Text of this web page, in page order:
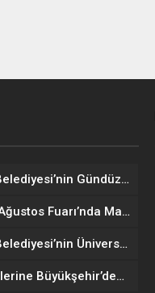
Onikişubat Belediyesi’nin Gündüz Bakımevi’nde yeni dönemin ön kayıtları başladı
Geleneksel Ağustos Fuarı’nda Madrigal Coşkusu
Onikişubat Belediyesi’nin Üniversite Hazırlık Kursu başvurularında son gün 7 Ağustos
Tekne Sahiplerine Büyükşehir’den Kritik Uyarı; Belgelerinizi Kontrol Edin!